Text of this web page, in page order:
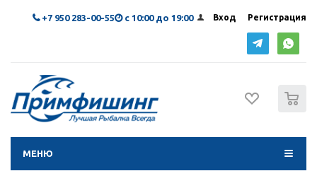
Вход Регистрация
+7 950 283-00-55 с 10:00 до 19:00
МЕНЮ